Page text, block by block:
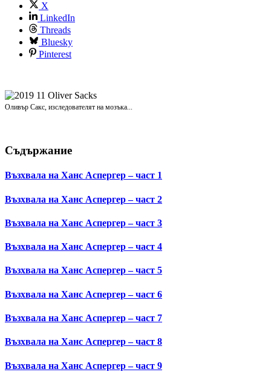
X
LinkedIn
Threads
Bluesky
Pinterest
Оливър Сакс, изследователят на мозъка...
Съдържание
Възхвала на Ханс Аспергер – част 1
Възхвала на Ханс Аспергер – част 2
Възхвала на Ханс Аспергер – част 3
Възхвала на Ханс Аспергер – част 4
Възхвала на Ханс Аспергер – част 5
Възхвала на Ханс Аспергер – част 6
Възхвала на Ханс Аспергер – част 7
Възхвала на Ханс Аспергер – част 8
Възхвала на Ханс Аспергер – част 9